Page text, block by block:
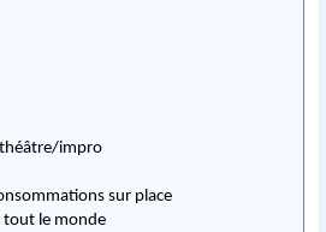
impro
et consommations sur place
tout le monde